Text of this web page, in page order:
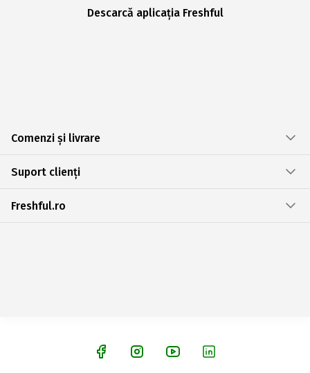
Descarcă aplicația Freshful
Comenzi și livrare
Suport clienți
Freshful.ro